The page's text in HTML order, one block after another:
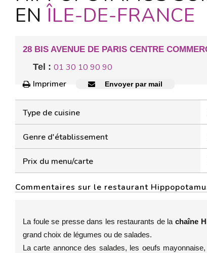
ENÎLE-DE-FRANCE
28 BIS AVENUE DE PARIS CENTRE
Tel : 01 30 10 90 90
Imprimer
Envoyer par mail
Type de cuisine
Genre d'établissement
Prix du menu/carte
Commentaires sur le restaurant
La foule se presse dans les restaurants de la chaîne
grand choix de légumes ou de salades.
La carte annonce des salades, les oeufs